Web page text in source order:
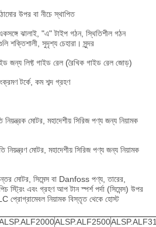
উপর বা নীচে স্থাপিত
ঝালাই, "এ" টাইপ গঠন, স্থিতিশীল গঠন
শক্তিশালী, সুদৃশ্য চেহারা। সুন্দর
জন্য লিফ্ট গাইড রেল (রৈখিক গাইড রেল জোড়)
টর্কে, কম শব্দ গ্রহণ
মোটর, মহাদেশীয় সিরিজ পণ্য জন্য নিয়ামক
মোটর, মহাদেশীয় সিরিজ পণ্য জন্য নিয়ামক
মোটর, সিমেন্স বা Danfoss পণ্য, তারের,
স্ট্রিং এবং গ্রহণ আপ টান স্পর্শ পর্দা (সিমেন্স) উপর
প্রোগ্রামেবল নিয়ামক বিস্তৃত থেকে হোস্ট
ALSP.ALF2500